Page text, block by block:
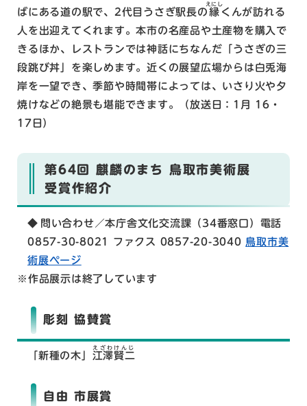
ばにある道の駅で、2代目うさぎ駅長の 縁
えにし
くんが訪れる
人を出迎えてくれます。本市の名産品や土産物を購入で
きるほか、レストランでは神話にちなんだ「うさぎの三
段跳び丼」を楽しめます。近くの展望広場からは白兎海
岸を一望でき、季節や時間帯によっては、いさり火や夕
焼けなどの絶景も堪能できます。（放送日：1月 16・
17日）
第64回 麒麟のまち 鳥取市美術展
受賞作紹介
問い合わせ／本庁舎文化交流課（34番窓口）電話
0857-30-8021 ファクス 0857-20-3040 鳥取市美
術展ページ
※作品展示は終了しています
彫刻 協賛賞
「新種の木」 江澤賢二
えざわけんじ
自由 市展賞